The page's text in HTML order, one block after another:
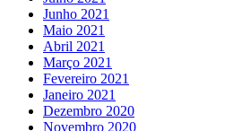
Junho 2021
Maio 2021
Abril 2021
Março 2021
Fevereiro 2021
Janeiro 2021
Dezembro 2020
Novembro 2020